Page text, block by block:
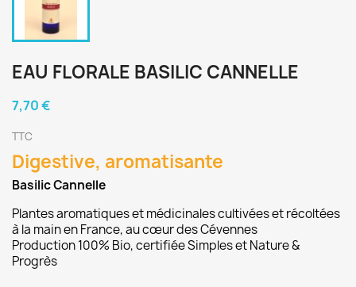
EAU FLORALE BASILIC CANNELLE
7,70 €
TTC
Digestive, aromatisante
Basilic Cannelle
Plantes aromatiques et médicinalescultivées et récoltées
à la main en France, au cœur des Cévennes
Production 100% Bio, certifiéeSimpleset Nature &
Progrès